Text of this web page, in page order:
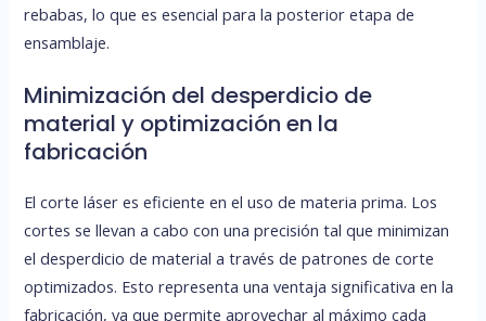
rebabas, lo que es esencial para la posterior etapa de
ensamblaje.
Minimización del desperdicio de
material y optimización en la
fabricación
El corte láser es eficiente en el uso de materia prima. Los
cortes se llevan a cabo con una precisión tal que minimizan
el desperdicio de material a través de patrones de corte
optimizados. Esto representa una ventaja significativa en la
fabricación, ya que permite aprovechar al máximo cada